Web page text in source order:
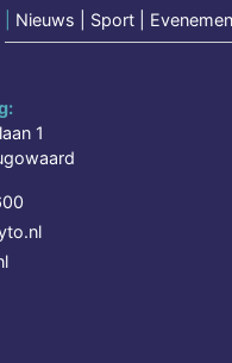
Nieuws | Sport |
1